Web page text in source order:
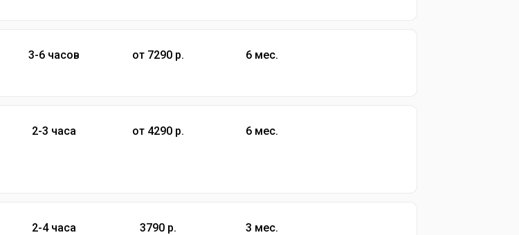
3-6 часов от 7290 р. 6 мес.
2-3 часа от 4290 р. 6 мес.
2-4 часа 3790 р. 3 мес.